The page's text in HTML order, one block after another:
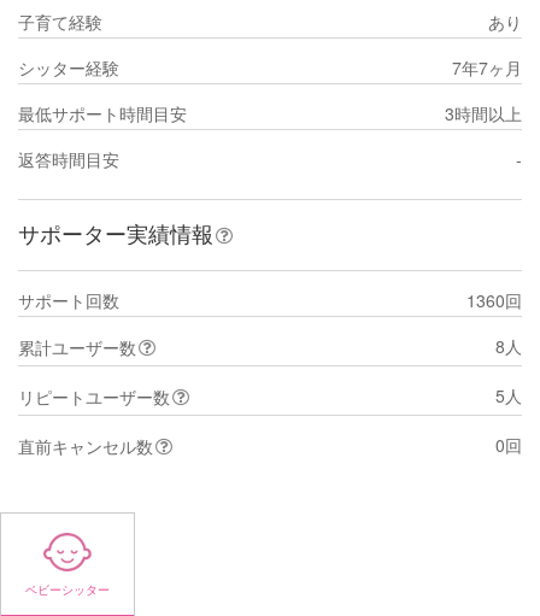
子育て経験
あり
シッター経験
7年7ヶ月
最低サポート時間目安
3時間以上
返答時間目安
-
サポーター実績情報
サポート回数
1360回
累計ユーザー数
8人
リピートユーザー数 5人
直前キャンセル数 0回
ベビーシッター